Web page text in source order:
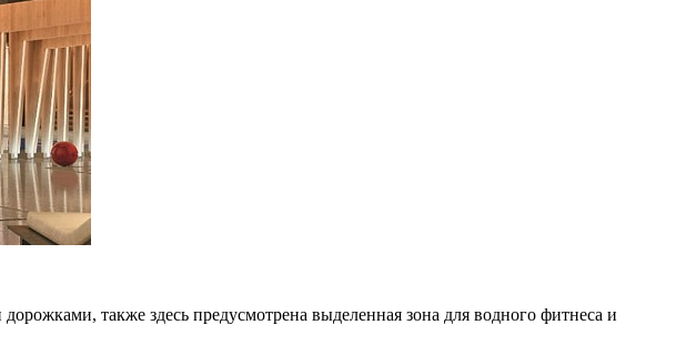
также здесь предусмотрена выделенная зона для водного фитнеса и